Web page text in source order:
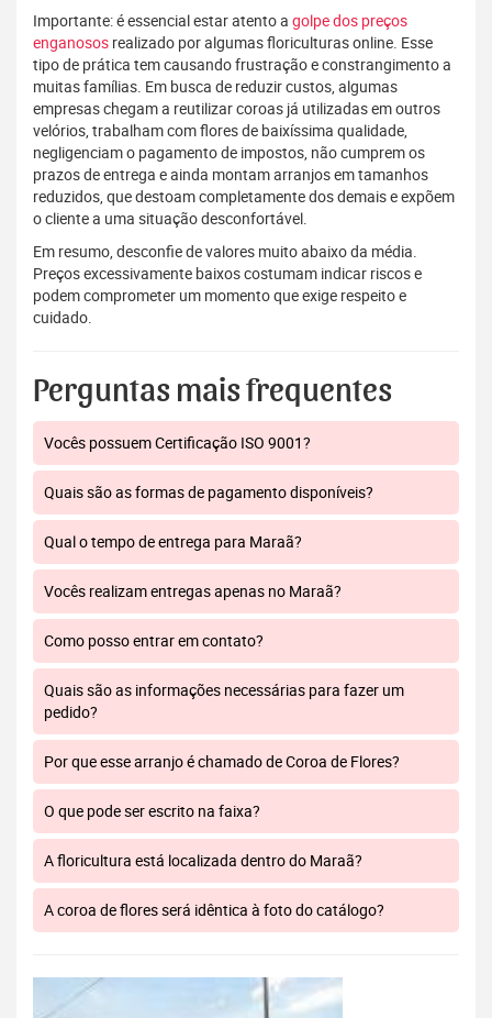
Importante: é essencial estar atento a golpe dos preços
enganosos realizado por algumas floriculturas online. Esse
tipo de prática tem causando frustração e constrangimento a
muitas famílias. Em busca de reduzir custos, algumas
empresas chegam a reutilizar coroas já utilizadas em outros
velórios, trabalham com flores de baixíssima qualidade,
negligenciam o pagamento de impostos, não cumprem os
prazos de entrega e ainda montam arranjos em tamanhos
reduzidos, que destoam completamente dos demais e expõem
o cliente a uma situação desconfortável.
Em resumo, desconfie de valores muito abaixo da média.
Preços excessivamente baixos costumam indicar riscos e
podem comprometer um momento que exige respeito e
cuidado.
Perguntas mais frequentes
Vocês possuem Certificação ISO 9001?
Quais são as formas de pagamento disponíveis?
Qual o tempo de entrega para Maraã?
Vocês realizam entregas apenas no Maraã?
Como posso entrar em contato?
Quais são as informações necessárias para fazer um
pedido?
Por que esse arranjo é chamado de Coroa de Flores?
O que pode ser escrito na faixa?
A floricultura está localizada dentro do Maraã?
A coroa de flores será idêntica à foto do catálogo?